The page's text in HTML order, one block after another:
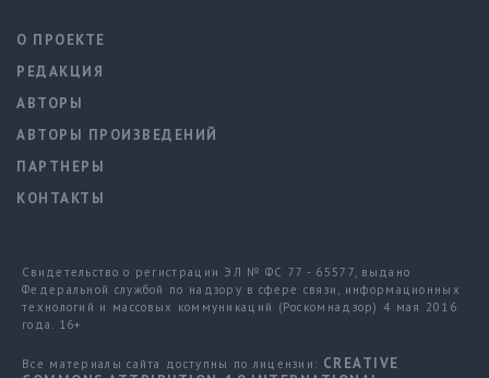
О ПРОЕКТЕ
РЕДАКЦИЯ
АВТОРЫ
АВТОРЫ ПРОИЗВЕДЕНИЙ
ПАРТНЕРЫ
КОНТАКТЫ
Свидетельство о регистрации ЭЛ № ФС 77 - 65577, выдано
Федеральной службой по надзору в сфере связи, информационных
технологий и массовых коммуникаций (Роскомнадзор) 4 мая 2016
года. 16+
Все материалы сайта доступны по лицензии: CREATIVE